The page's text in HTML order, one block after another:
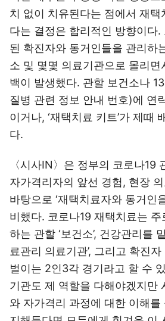
치 없이 치유된다는 점에서 재
다는 결정은 합리적인 방향이다.
된 확진자와 동거인들을 관리하
소 및 몇몇 의료기관으로 몰리면
백이 발생했다. 관할 보건소나
질병 관련 정보 안내 번호)에 연
이거나, ‘재택치료 키트’가 제때
다.
〈시사IN〉은 정부의 코로나19
자가격리자의 앞선 경험, 현장
바탕으로 ‘재택치료자와 동거인
비했다. 코로나19 재택치료는
하는 관할 ‘보건소’, 건강관리를
료관리 의료기관’, 그리고 확진
벌이는 2인3각 경기라고 할 수
기관도 제 역할을 다해야겠지만
와 자가격리 과정에 대한 이해를